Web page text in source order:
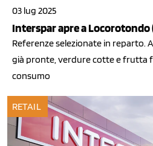
03 lug 2025
Interspar apre a Locorotondo
Referenze selezionate in reparto.
già pronte, verdure cotte e frutta
consumo
RETAIL